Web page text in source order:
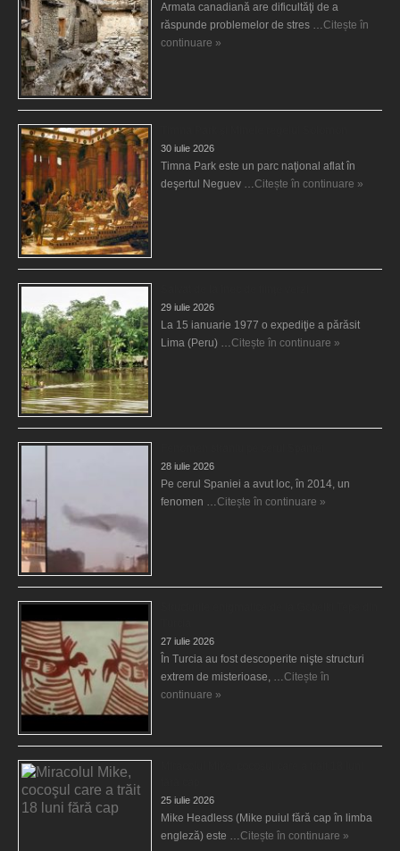
Armata canadiană are dificultăţi de a
răspunde problemelor de stres …Citește în
continuare »
30 iulie 2026
Timna Park este un parc naţional aflat în
deşertul Neguev …Citește în continuare »
29 iulie 2026
La 15 ianuarie 1977 o expediţie a părăsit
Lima (Peru) …Citește în continuare »
28 iulie 2026
Pe cerul Spaniei a avut loc, în 2014, un
fenomen …Citește în continuare »
27 iulie 2026
În Turcia au fost descoperite nişte structuri
extrem de misterioase, …Citește în
continuare »
25 iulie 2026
Mike Headless (Mike puiul fără cap în limba
engleză) este …Citește în continuare »